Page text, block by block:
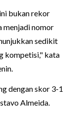
bukan rekor
menjadi nomor
sedikit
kompetisi," kata
dengan skor 3-1
Almeida.